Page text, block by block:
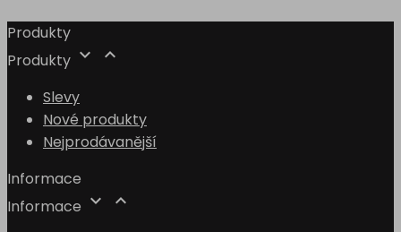
Produkty
Produkty  
Slevy
Nové produkty
Nejprodávanější
Informace
Informace  